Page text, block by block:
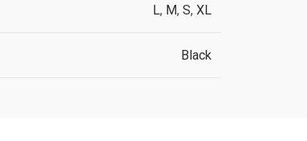
L, M, S, XL
Black